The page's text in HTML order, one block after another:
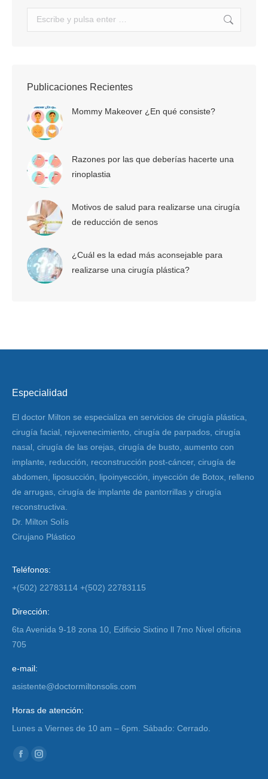
Buscar:
Publicaciones Recientes
Mommy Makeover ¿En qué consiste?
Razones por las que deberías hacerte una
rinoplastia
Motivos de salud para realizarse una cirugía
de reducción de senos
¿Cuál es la edad más aconsejable para
realizarse una cirugía plástica?
Especialidad
El doctor Milton se especializa en servicios de cirugía plástica,
cirugía facial, rejuvenecimiento, cirugía de parpados, cirugía
nasal, cirugía de las orejas, cirugía de busto, aumento con
implante, reducción, reconstrucción post-cáncer, cirugía de
abdomen, liposucción, lipoinyección, inyección de Botox, relleno
de arrugas, cirugía de implante de pantorrillas y cirugía
reconstructiva.
Dr. Milton Solís
Cirujano Plástico
Teléfonos:
+(502) 22783114 +(502) 22783115
Dirección:
6ta Avenida 9-18 zona 10, Edificio Sixtino ll 7mo Nivel oficina
705
e-mail:
asistente@doctormiltonsolis.com
Horas de atención:
Lunes a Viernes de 10 am – 6pm. Sábado: Cerrado.
Encuéntranos en:
FacebookInstagram